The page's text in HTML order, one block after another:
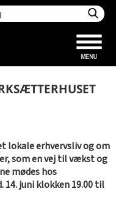
lokale erhvervsliv og om
som en vej til vækst og
mødes hos
juni klokken 19.00 til